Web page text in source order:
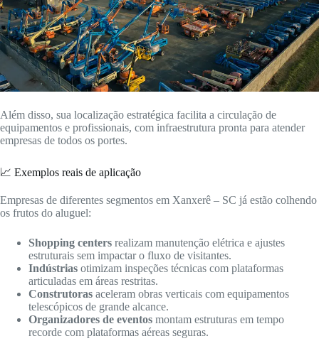
Além disso, sua localização estratégica facilita a circulação de
equipamentos e profissionais, com infraestrutura pronta para atender
empresas de todos os portes.
📈 Exemplos reais de aplicação
Empresas de diferentes segmentos em Xanxerê – SC já estão colhendo
os frutos do aluguel:
Shopping centers realizam manutenção elétrica e ajustes
estruturais sem impactar o fluxo de visitantes.
Indústrias otimizam inspeções técnicas com plataformas
articuladas em áreas restritas.
Construtoras aceleram obras verticais com equipamentos
telescópicos de grande alcance.
Organizadores de eventos montam estruturas em tempo
recorde com plataformas aéreas seguras.